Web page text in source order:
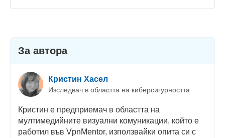
За автора
Кристин Хасел
Изследвач в областта на киберсигурността
Кристин е предприемач в областта на
мултимедийните визуални комуникации, който е
работил във VpnMentor, използвайки опита си с